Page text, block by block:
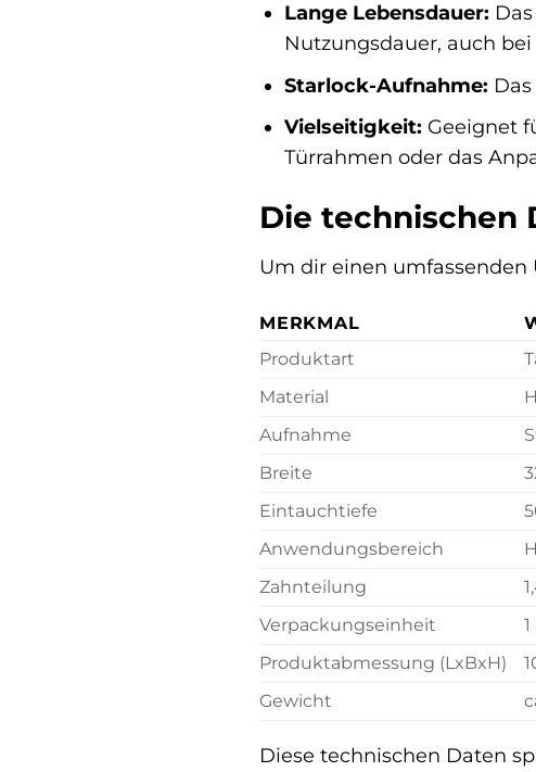
Lange Lebensdauer:
Nutzungsdauer, auch
Starlock-Aufnahme:
Vielseitigkeit: Geeignet
Türrahmen oder das
Die technischen
Um dir einen
MERKMAL
Produktart
Material
Aufnahme
Breite
Eintauchtiefe
Anwendungsbereich
Zahnteilung
Verpackungseinheit
Produktabmessung (LxBxH)
Gewicht
Diese technischen Daten